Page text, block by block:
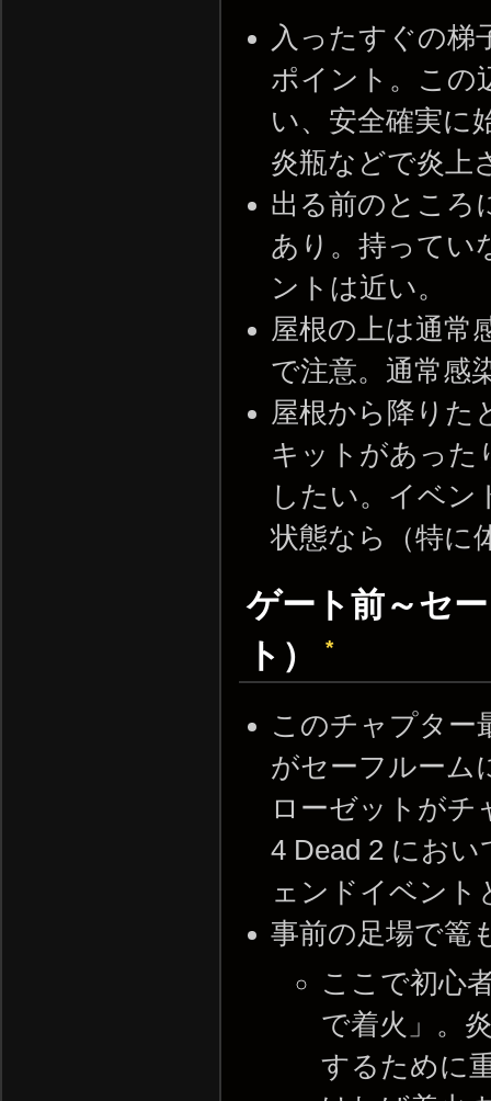
入ったすぐの梯
ポイント。この
い、安全確実に
炎瓶などで炎上
出る前のところ
あり。持ってい
ントは近い。
屋根の上は通常
で注意。通常感
屋根から降りた
キットがあった
したい。イベン
状態なら（特に
ゲート前～セ
ト）*
このチャプター
がセーフルーム
ローゼットがチ
4 Dead 2 にお
ェンドイベント
事前の足場で篭
ここで初心
で着火」。
するために